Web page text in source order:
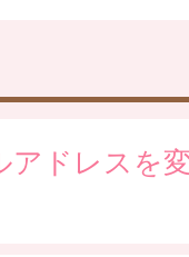
アドレスを